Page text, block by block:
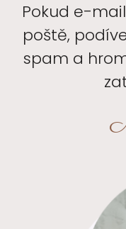
Pokud e-
poště,
spam a